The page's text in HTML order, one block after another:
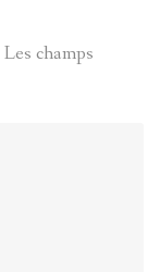
Les champs